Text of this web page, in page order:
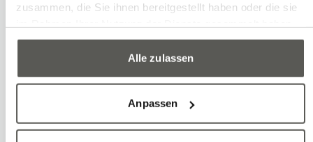
zusammen, die Sie ihnen bereitgestellt haben oder die sie
Alle zulassen
Anpassen